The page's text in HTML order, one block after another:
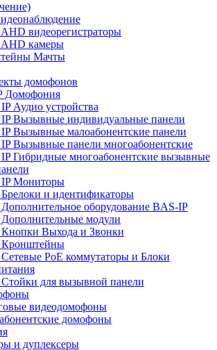
видеорегистраторы
камеры
Мачты
домофонов
Домофония
Аудио устройства
Вызывные индивидуальные панели
Вызывные малоабонентские панели
Вызывные панели многоабонентские
Гибридные многоабонентские вызывные
IP Мониторы
и идентификаторы
оборудование BAS-IP
модули
Выхода и Звонки
Кронштейны
PoE коммутаторы и Блоки
для вызывной панели
видеодомофоны
домофоны
и дуплексеры